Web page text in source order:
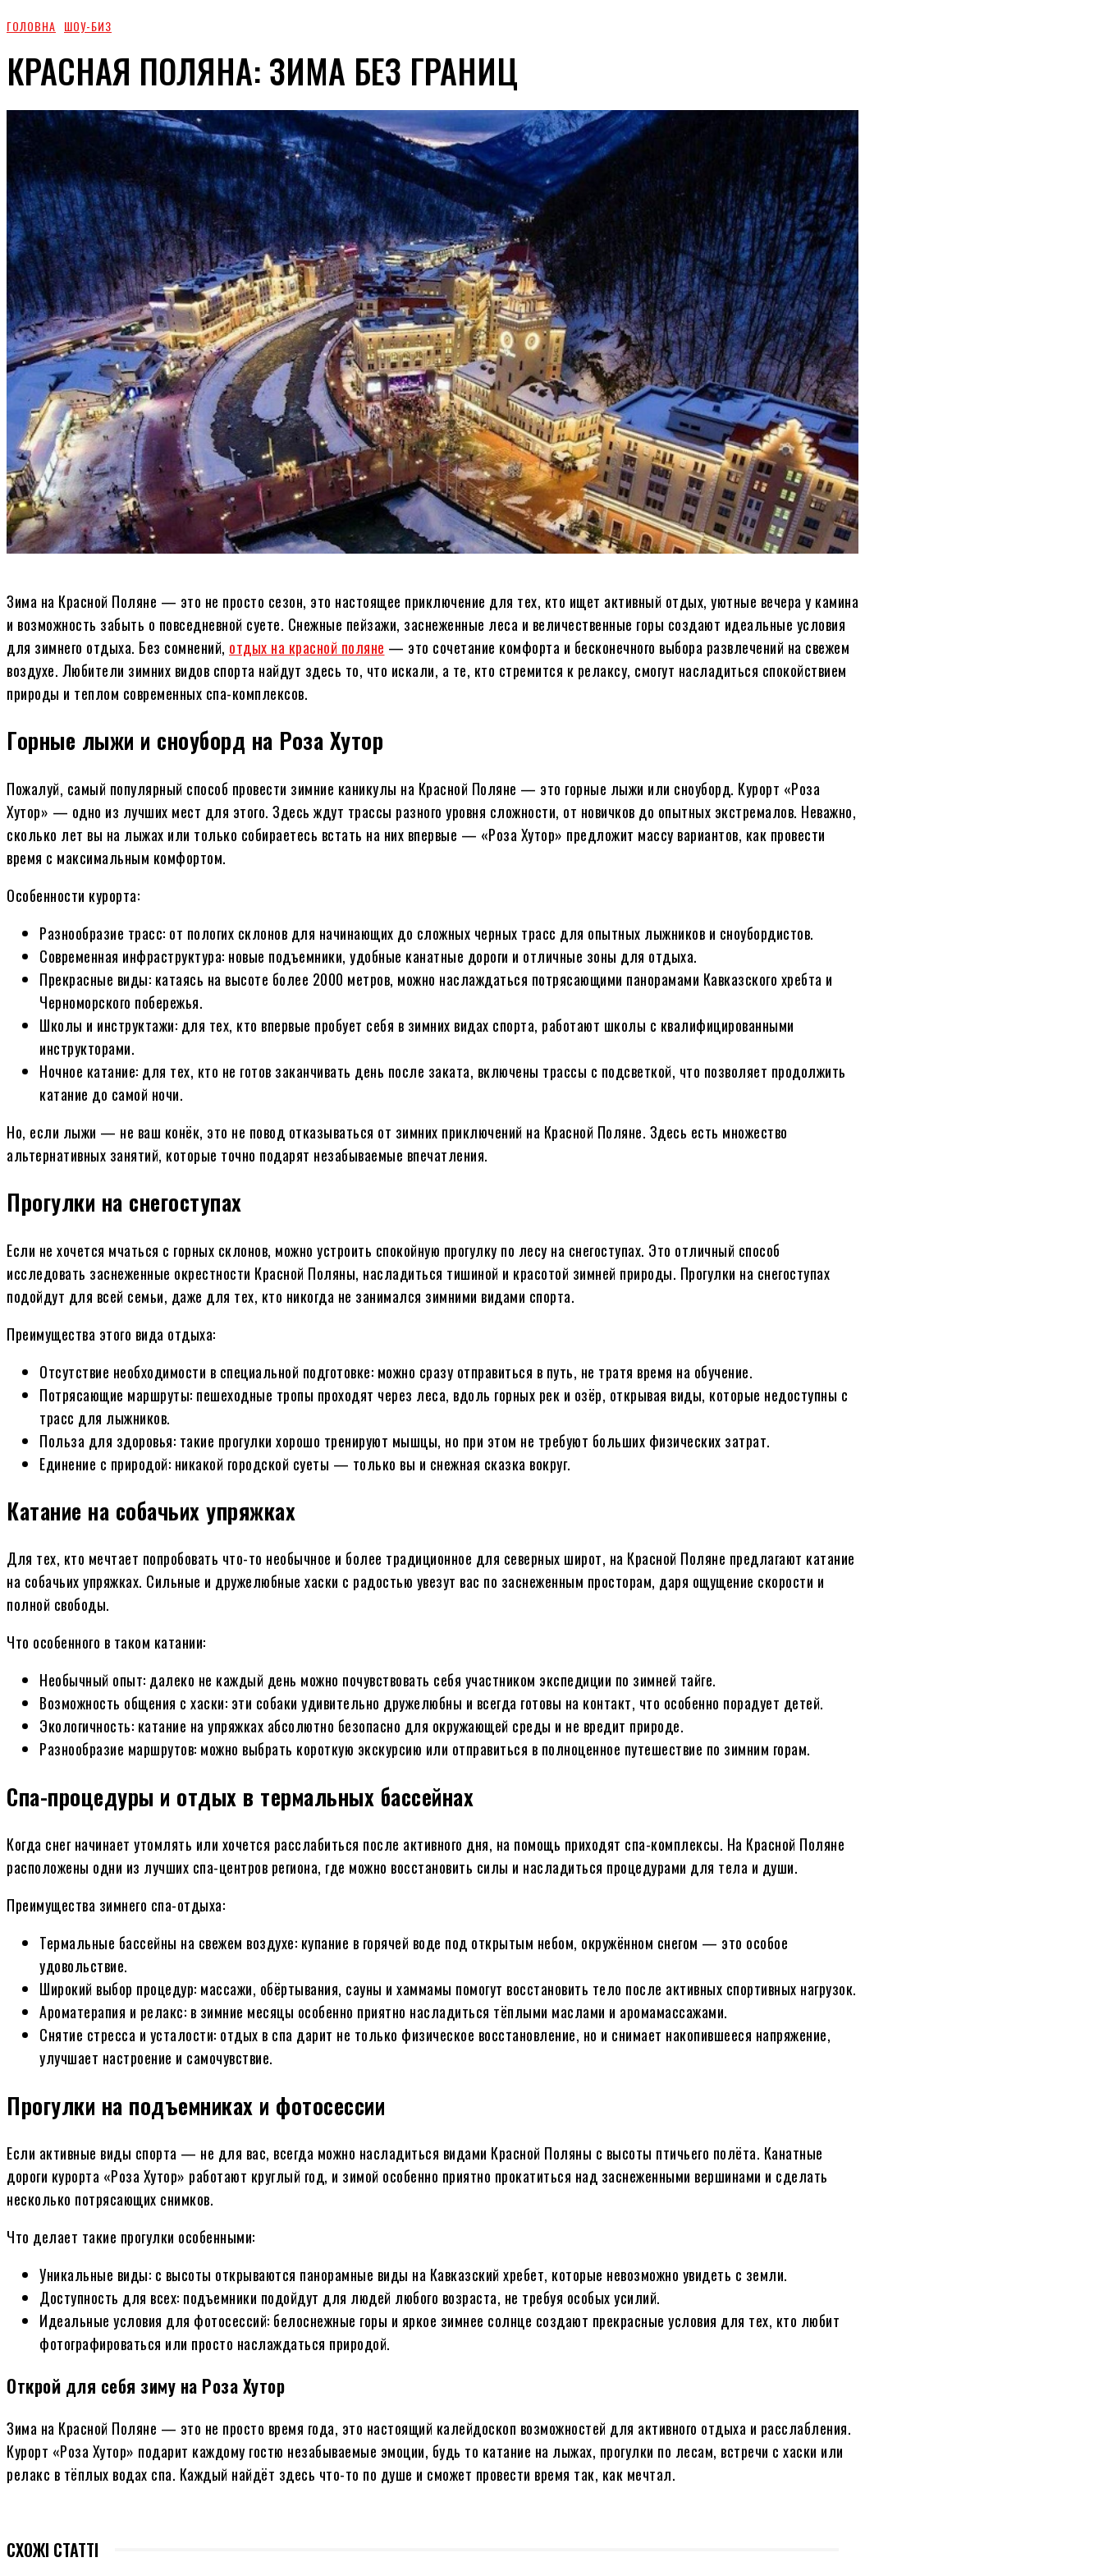
ГОЛОВНА ШОУ-БИЗ
КРАСНАЯ ПОЛЯНА: ЗИМА БЕЗ ГРАНИЦ
Зима на Красной Поляне — это не просто сезон, это настоящее приключение для тех, кто ищет активный отдых, уютные вечера у камина
и возможность забыть о повседневной суете. Снежные пейзажи, заснеженные леса и величественные горы создают идеальные условия
для зимнего отдыха. Без сомнений, отдых на красной поляне — это сочетание комфорта и бесконечного выбора развлечений на свежем
воздухе. Любители зимних видов спорта найдут здесь то, что искали, а те, кто стремится к релаксу, смогут насладиться спокойствием
природы и теплом современных спа-комплексов.
Горные лыжи и сноуборд на Роза Хутор
Пожалуй, самый популярный способ провести зимние каникулы на Красной Поляне — это горные лыжи или сноуборд. Курорт «Роза
Хутор» — одно из лучших мест для этого. Здесь ждут трассы разного уровня сложности, от новичков до опытных экстремалов. Неважно,
сколько лет вы на лыжах или только собираетесь встать на них впервые — «Роза Хутор» предложит массу вариантов, как провести
время с максимальным комфортом.
Особенности курорта:
Разнообразие трасс: от пологих склонов для начинающих до сложных черных трасс для опытных лыжников и сноубордистов.
Современная инфраструктура: новые подъемники, удобные канатные дороги и отличные зоны для отдыха.
Прекрасные виды: катаясь на высоте более 2000 метров, можно наслаждаться потрясающими панорамами Кавказского хребта и
Черноморского побережья.
Школы и инструктажи: для тех, кто впервые пробует себя в зимних видах спорта, работают школы с квалифицированными
инструкторами.
Ночное катание: для тех, кто не готов заканчивать день после заката, включены трассы с подсветкой, что позволяет продолжить
катание до самой ночи.
Но, если лыжи — не ваш конёк, это не повод отказываться от зимних приключений на Красной Поляне. Здесь есть множество
альтернативных занятий, которые точно подарят незабываемые впечатления.
Прогулки на снегоступах
Если не хочется мчаться с горных склонов, можно устроить спокойную прогулку по лесу на снегоступах. Это отличный способ
исследовать заснеженные окрестности Красной Поляны, насладиться тишиной и красотой зимней природы. Прогулки на снегоступах
подойдут для всей семьи, даже для тех, кто никогда не занимался зимними видами спорта.
Преимущества этого вида отдыха:
Отсутствие необходимости в специальной подготовке: можно сразу отправиться в путь, не тратя время на обучение.
Потрясающие маршруты: пешеходные тропы проходят через леса, вдоль горных рек и озёр, открывая виды, которые недоступны с
трасс для лыжников.
Польза для здоровья: такие прогулки хорошо тренируют мышцы, но при этом не требуют больших физических затрат.
Единение с природой: никакой городской суеты — только вы и снежная сказка вокруг.
Катание на собачьих упряжках
Для тех, кто мечтает попробовать что-то необычное и более традиционное для северных широт, на Красной Поляне предлагают катание
на собачьих упряжках. Сильные и дружелюбные хаски с радостью увезут вас по заснеженным просторам, даря ощущение скорости и
полной свободы.
Что особенного в таком катании:
Необычный опыт: далеко не каждый день можно почувствовать себя участником экспедиции по зимней тайге.
Возможность общения с хаски: эти собаки удивительно дружелюбны и всегда готовы на контакт, что особенно порадует детей.
Экологичность: катание на упряжках абсолютно безопасно для окружающей среды и не вредит природе.
Разнообразие маршрутов: можно выбрать короткую экскурсию или отправиться в полноценное путешествие по зимним горам.
Спа-процедуры и отдых в термальных бассейнах
Когда снег начинает утомлять или хочется расслабиться после активного дня, на помощь приходят спа-комплексы. На Красной Поляне
расположены одни из лучших спа-центров региона, где можно восстановить силы и насладиться процедурами для тела и души.
Преимущества зимнего спа-отдыха:
Термальные бассейны на свежем воздухе: купание в горячей воде под открытым небом, окружённом снегом — это особое
удовольствие.
Широкий выбор процедур: массажи, обёртывания, сауны и хаммамы помогут восстановить тело после активных спортивных нагрузок.
Ароматерапия и релакс: в зимние месяцы особенно приятно насладиться тёплыми маслами и аромамассажами.
Снятие стресса и усталости: отдых в спа дарит не только физическое восстановление, но и снимает накопившееся напряжение,
улучшает настроение и самочувствие.
Прогулки на подъемниках и фотосессии
Если активные виды спорта — не для вас, всегда можно насладиться видами Красной Поляны с высоты птичьего полёта. Канатные
дороги курорта «Роза Хутор» работают круглый год, и зимой особенно приятно прокатиться над заснеженными вершинами и сделать
несколько потрясающих снимков.
Что делает такие прогулки особенными:
Уникальные виды: с высоты открываются панорамные виды на Кавказский хребет, которые невозможно увидеть с земли.
Доступность для всех: подъемники подойдут для людей любого возраста, не требуя особых усилий.
Идеальные условия для фотосессий: белоснежные горы и яркое зимнее солнце создают прекрасные условия для тех, кто любит
фотографироваться или просто наслаждаться природой.
Открой для себя зиму на Роза Хутор
Зима на Красной Поляне — это не просто время года, это настоящий калейдоскоп возможностей для активного отдыха и расслабления.
Курорт «Роза Хутор» подарит каждому гостю незабываемые эмоции, будь то катание на лыжах, прогулки по лесам, встречи с хаски или
релакс в тёплых водах спа. Каждый найдёт здесь что-то по душе и сможет провести время так, как мечтал.
СХОЖІ СТАТТІ